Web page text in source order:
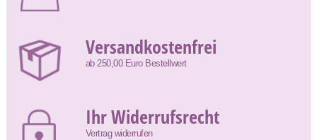
Versandkostenfrei
ab 250,00 Euro Bestellwert
Ihr Widerrufsrecht
Vertrag widerrufen